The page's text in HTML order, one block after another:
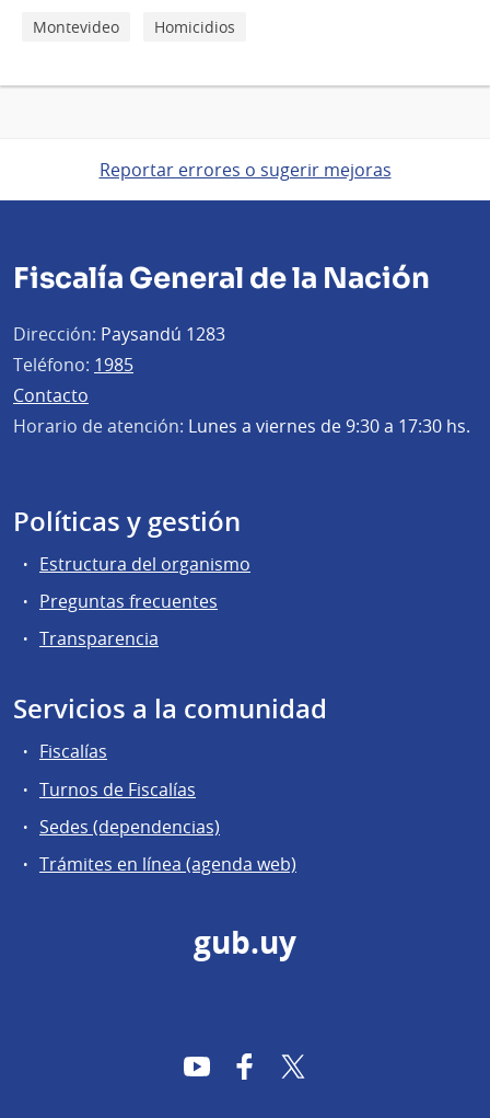
Montevideo Homicidios
Reportar errores o sugerir mejoras
Fiscalía General de la Nación
Dirección: Paysandú 1283
Teléfono: 1985
Contacto
Horario de atención: Lunes a viernes de 9:30 a 17:30 hs.
Políticas y gestión
Estructura del organismo
Preguntas frecuentes
Transparencia
Servicios a la comunidad
Fiscalías
Turnos de Fiscalías
Sedes (dependencias)
Trámites en línea (agenda web)
gub.uy
YouTubeFacebook